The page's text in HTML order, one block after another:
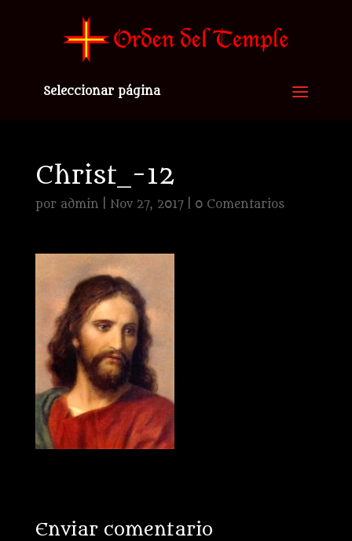
Seleccionar página
Christ_-12
por admin Nov 27, 2017| 0 Comentarios
Enviar comentario